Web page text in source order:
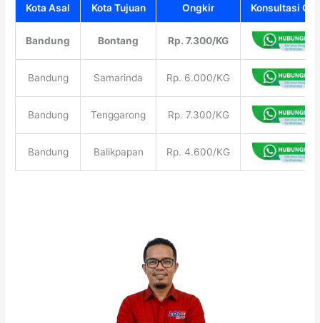
Kota Asal
Kota Tujuan Ongkir Konsultasi
Bandung Bontang Rp. 7.300/KG
Bandung Samarinda Rp. 6.000/KG
Bandung Tenggarong Rp. 7.300/KG
Bandung Balikpapan Rp. 4.600/KG